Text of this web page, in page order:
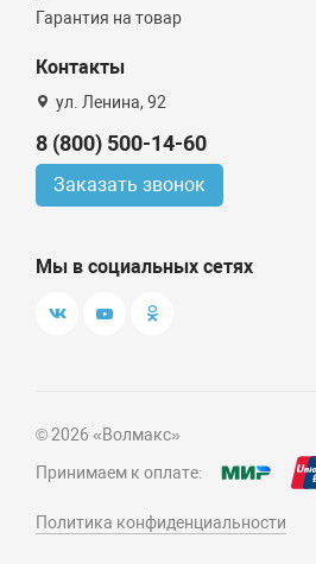
Гарантия на товар
Контакты
ул. Ленина, 92
8 (800) 500-14-60
Заказать звонок
Мы в социальных сетях
© 2026 «Волмакс»
Принимаем к оплате:
Политика конфиденциальности